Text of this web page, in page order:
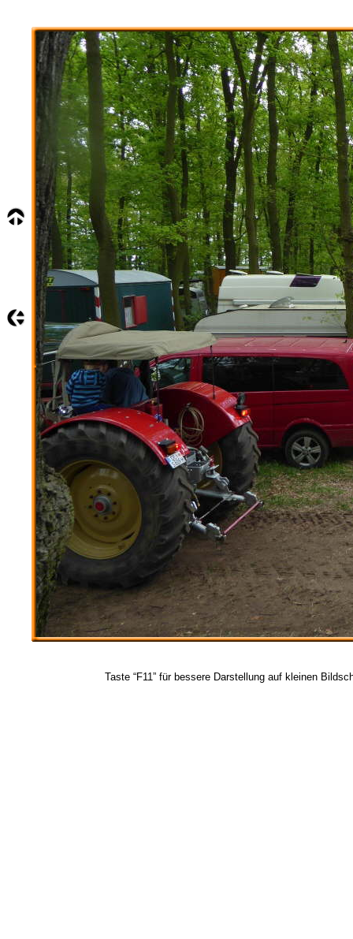
Taste “F11” für bessere Darstellung auf kleinen